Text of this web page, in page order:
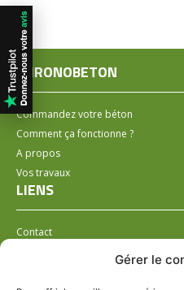
Gérer le
CHRONOBETON
Commandez votre béton
Comment ça fonctionne ?
A propos
Vos travaux
LIENS
Contact